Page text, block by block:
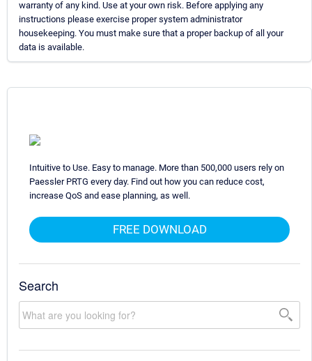
warranty of any kind. Use at your own risk. Before applying any
instructions please exercise proper system administrator
housekeeping. You must make sure that a proper backup of all your
data is available.
Intuitive to Use. Easy to manage. More than 500,000 users rely on
Paessler PRTG every day. Find out how you can reduce cost,
increase QoS and ease planning, as well.
FREE DOWNLOAD
Search